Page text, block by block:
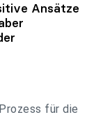
Ansätze
für die